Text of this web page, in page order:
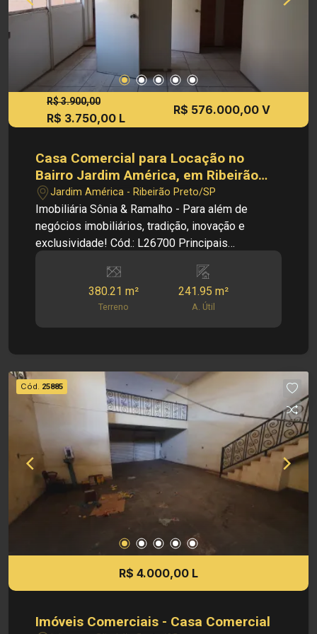
R$ 3.900,00
R$ 3.750,00 L
R$ 576.000,00 V
Casa Comercial para Locação no
Bairro Jardim América, em Ribeirão
Preto
Jardim América - Ribeirão Preto/SP
Imobiliária Sônia & Ramalho - Para além de
negócios imobiliários, tradição, inovação e
exclusividade! Cód.: L26700 Principais
Jardim América - 08 Salas - Cozinha - 03
Banheiros sociais - Área de serviço Dimensões: -
380,21 m² de Área Terreno - 241,95 m² de Área
Útil - 339,54 m² de Área Construída Informações
Investimento de Locação: R$ 3.750,00
Investimento de IPTU: R$ 366,02 Investimento
de Venda: R$ 576.000,00 Obs: A imobiliária se
reserva ao direito de alterar qualquer informação
referente aos valores, dados e disponibilidade
de seus imóveis, sem aviso prévio.
380.21 m²
Terreno
241.95 m²
A. Útil
Cód. 25885
R$ 4.000,00 L
Imóveis Comerciais - Casa Comercial